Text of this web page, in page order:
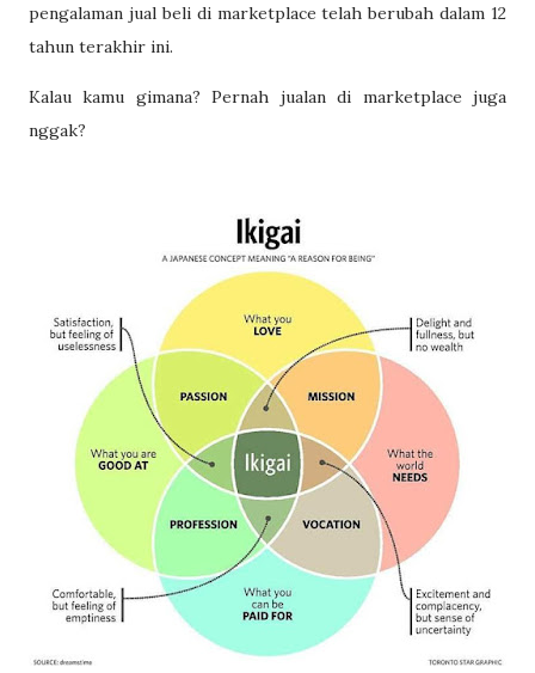
pengalaman jual beli di marketplace telah berubah dalam 12
tahun terakhir ini.
Kalau kamu gimana? Pernah jualan di marketplace juga
nggak?